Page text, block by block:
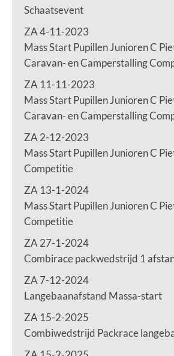
Schaatsevent
ZA 4-11-2023
Mass Start Pupillen Junioren C
Caravan- en Camperstalling
ZA 11-11-2023
Mass Start Pupillen Junioren C
Caravan- en Camperstalling
ZA 2-12-2023
Mass Start Pupillen Junioren C
Competitie
ZA 13-1-2024
Mass Start Pupillen Junioren C
Competitie
ZA 27-1-2024
Combirace packwedstrijd 1
ZA 7-12-2024
Langebaanafstand Massa-start
ZA 15-2-2025
Combiwedstrijd Packrace